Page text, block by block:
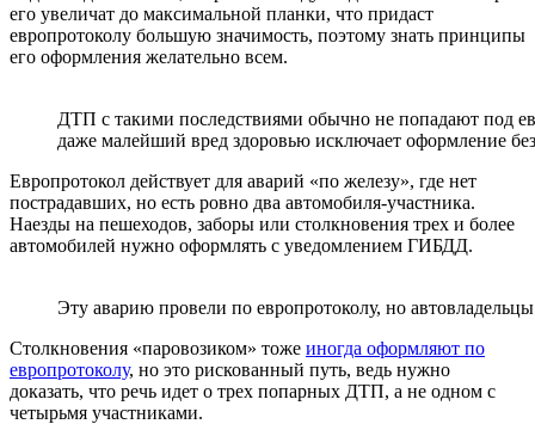
его увеличат до максимальной планки, что придаст
европротоколу большую значимость, поэтому знать принципы
его оформления желательно всем.
ДТП с такими последствиями обычно не попадают под
даже малейший вред здоровью исключает оформление
Европротокол действует для аварий «по железу», где нет
пострадавших, но есть ровно два автомобиля-участника.
Наезды на пешеходов, заборы или столкновения трех и более
автомобилей нужно оформлять с уведомлением ГИБДД.
Эту аварию провели по европротоколу, но
Столкновения «паровозиком» тоже иногда оформляют по
европротоколу, но это рискованный путь, ведь нужно
доказать, что речь идет о трех попарных ДТП, а не одном с
четырьмя участниками.